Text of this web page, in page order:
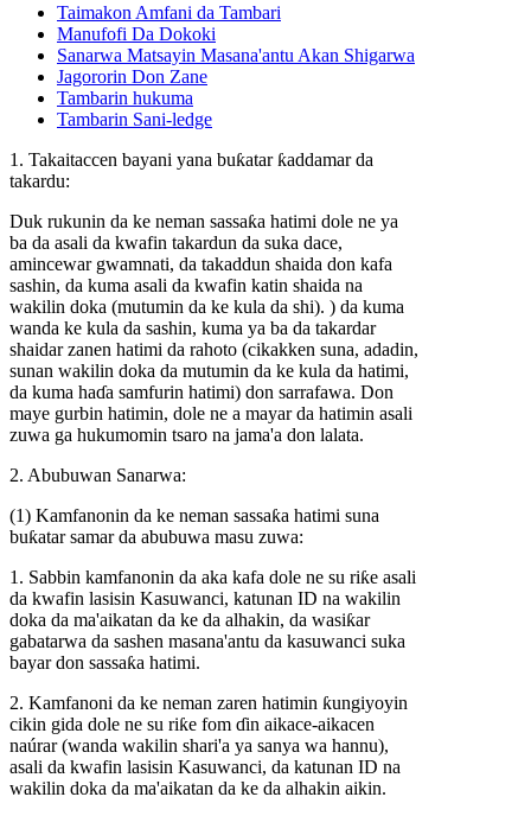
Taimakon Amfani da Tambari
Manufofi Da Dokoki
Sanarwa Matsayin Masana'antu Akan Shigarwa
Jagororin Don Zane
Tambarin hukuma
Tambarin Sani-ledge
1. Takaitaccen bayani yana buƙatar ƙaddamar da
takardu:
Duk rukunin da ke neman sassaƙa hatimi dole ne ya
ba da asali da kwafin takardun da suka dace,
amincewar gwamnati, da takaddun shaida don kafa
sashin, da kuma asali da kwafin katin shaida na
wakilin doka (mutumin da ke kula da shi). ) da kuma
wanda ke kula da sashin, kuma ya ba da takardar
shaidar zanen hatimi da rahoto (cikakken suna, adadin,
sunan wakilin doka da mutumin da ke kula da hatimi,
da kuma haɗa samfurin hatimi) don sarrafawa. Don
maye gurbin hatimin, dole ne a mayar da hatimin asali
zuwa ga hukumomin tsaro na jama'a don lalata.
2. Abubuwan Sanarwa:
(1) Kamfanonin da ke neman sassaƙa hatimi suna
buƙatar samar da abubuwa masu zuwa:
1. Sabbin kamfanonin da aka kafa dole ne su riƙe asali
da kwafin lasisin Kasuwanci, katunan ID na wakilin
doka da ma'aikatan da ke da alhakin, da wasiƙar
gabatarwa da sashen masana'antu da kasuwanci suka
bayar don sassaƙa hatimi.
2. Kamfanoni da ke neman zaren hatimin ƙungiyoyin
cikin gida dole ne su riƙe fom ɗin aikace-aikacen
naúrar (wanda wakilin shari'a ya sanya wa hannu),
asali da kwafin lasisin Kasuwanci, da katunan ID na
wakilin doka da ma'aikatan da ke da alhakin aikin.